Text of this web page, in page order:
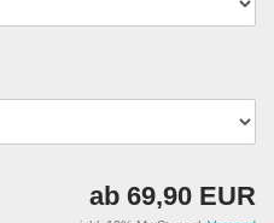
ab 69,90 EUR